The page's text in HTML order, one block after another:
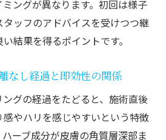
ングが異なります。初回は様子
ッフのアドバイスを受けつつ継
結果を得るポイントです。
なし経過と即効性の関係
グの経過をたどると、施術直後
やハリを感じやすいという特徴
ーブ成分が皮膚の角質層深部ま